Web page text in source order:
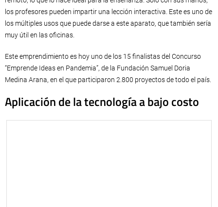
los profesores pueden impartir una lección interactiva. Este es uno de
los múltiples usos que puede darse a este aparato, que también sería
muy útil en las oficinas.
Este emprendimiento es hoy uno de los 15 finalistas del Concurso
“Emprende Ideas en Pandemia”, de la Fundación Samuel Doria
Medina Arana, en el que participaron 2.800 proyectos de todo el país.
Aplicación de la tecnología a bajo costo